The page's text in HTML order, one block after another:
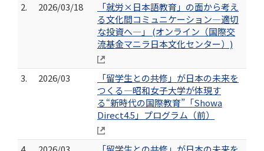
2.
2026/03/18
「就労×日本語教育」の面から考え
る文化間コミュニケーション―適切
な投資へ―」 (オンライン（国際交
流基金マニラ日本文化センター）)
3. 2026/03
「留学生との共修」が日本の未来を
つくる―昭和女子大学が体現す
る“新時代の国際教育”「Showa
Direct4.5」プログラム（前）